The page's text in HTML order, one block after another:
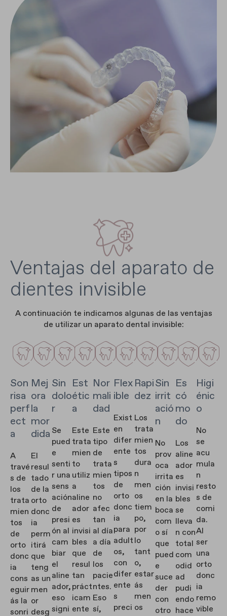
Ventajas del aparato de
dientes invisible
A continuación te indicamos algunas de las ventajas
de utilizar un aparato dental invisible:
Son
risa
perf
ect
a
A
travé
s de
los
trata
mien
tos
de
orto
donc
ia
cons
eguir
ás la
sonri
Mej
ora
la
mor
dida
El
resul
tado
de la
orto
donc
ia
perm
itirá
que
teng
as un
men
or
desg
Sin
dolo
r
Se
pued
e
senti
r una
sens
ación
de
presi
ón al
cam
biar
el
aline
ador,
eso
signi
Est
étic
a
Este
trata
mien
to
utiliz
a
aline
ador
es
invisi
bles
que
resul
tan
práct
icam
ente
Nor
mali
dad
Este
tipo
de
trata
mien
tos
no
afec
tan
al día
a día
de
los
pacie
ntes.
Eso
sí,
Flex
ible
Exist
en
difer
ente
s
tipos
de
orto
donc
ia
para
adult
os,
con
difer
ente
s
preci
Rapi
dez
Los
trata
mien
tos
dura
n
men
os
tiem
po,
por
lo
tant
o,
estar
ás
men
os
Sin
irrit
ació
n
No
prov
oca
irrita
ción
en la
boca
com
o sí
que
pued
e
suce
der
con
otro
Es
có
mo
do
Los
aline
ador
es
invisi
bles
se
lleva
n con
total
com
odid
ad
pudi
endo
hace
Higi
énic
o
No
se
acu
mula
n
resto
s de
comi
da.
Al
ser
una
orto
donc
ia
remo
vible